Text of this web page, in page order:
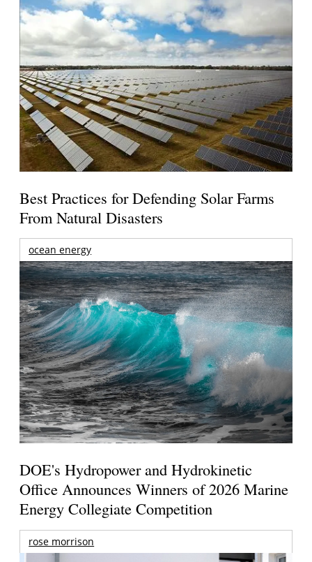
Best Practices for Defending Solar Farms
From Natural Disasters
ocean energy
DOE's Hydropower and Hydrokinetic
Office Announces Winners of 2026 Marine
Energy Collegiate Competition
rose morrison